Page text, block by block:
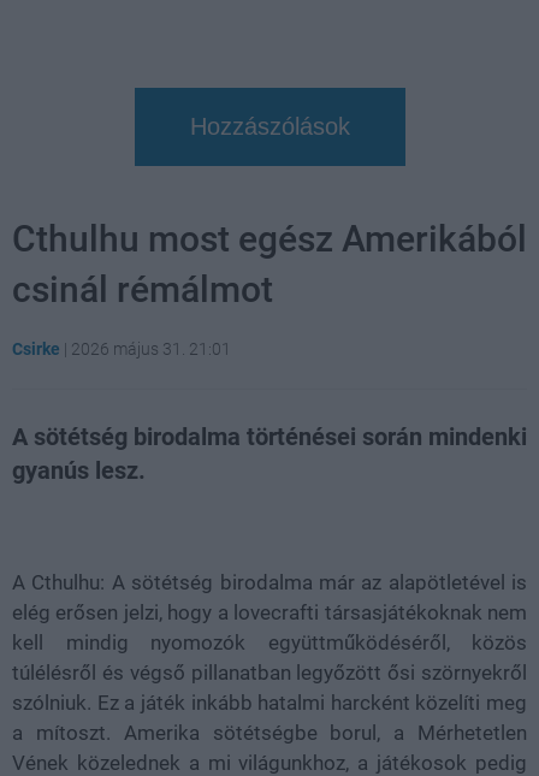
Hozzászólások
Cthulhu most egész Amerikából
csinál rémálmot
Csirke | 2026 május 31. 21:01
A sötétség birodalma történései során mindenki
gyanús lesz.
A Cthulhu: A sötétség birodalma már az alapötletével is
elég erősen jelzi, hogy a lovecrafti társasjátékoknak nem
kell mindig nyomozók együttműködéséről, közös
túlélésről és végső pillanatban legyőzött ősi szörnyekről
szólniuk. Ez a játék inkább hatalmi harcként közelíti meg
a mítoszt. Amerika sötétségbe borul, a Mérhetetlen
Vének közelednek a mi világunkhoz, a játékosok pedig